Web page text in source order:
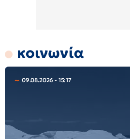
κοινωνία
09.08.2026 - 15:17